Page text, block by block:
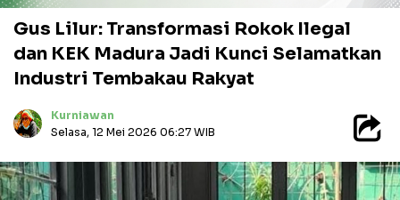
Gus Lilur: Transformasi Rokok Ilegal
dan KEK Madura Jadi Kunci Selamatkan
Industri Tembakau Rakyat
Kurniawan
Selasa, 12 Mei 2026 06:27 WIB